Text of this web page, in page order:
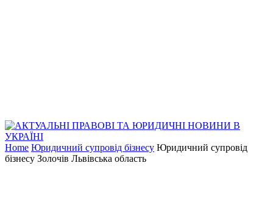
Home Юридичний супровід бізнесу Юридичний супровід
бізнесу Золочів Львівська область